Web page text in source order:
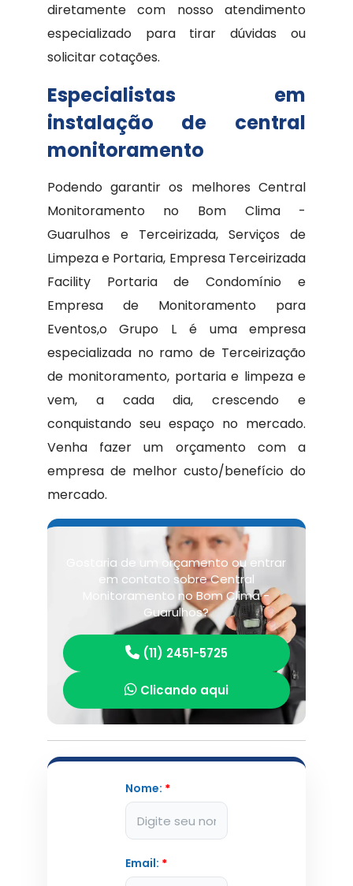
diretamente com nosso atendimento
especializado para tirar dúvidas ou
solicitar cotações.
Especialistas em
instalação de central
monitoramento
Podendo garantir os melhores Central
Monitoramento no Bom Clima -
Guarulhos e Terceirizada, Serviços de
Limpeza e Portaria, Empresa Terceirizada
Facility Portaria de Condomínio e
Empresa de Monitoramento para
Eventos,o Grupo L é uma empresa
especializada no ramo de Terceirização
de monitoramento, portaria e limpeza e
vem, a cada dia, crescendo e
conquistando seu espaço no mercado.
Venha fazer um orçamento com a
empresa de melhor custo/benefício do
mercado.
Gostaria de um orçamento ou entrar
em contato sobre Central
Monitoramento no Bom Clima -
Guarulhos?
(11) 2451-5725
Clicando aqui
Nome: *
Email: *